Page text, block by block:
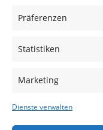
Präferenzen
Statistiken
Marketing
Dienste verwalten
Outlet
Cookies